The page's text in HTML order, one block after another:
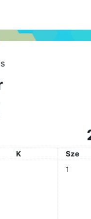
Kedd
K Szerda
Sze
Nincs
1